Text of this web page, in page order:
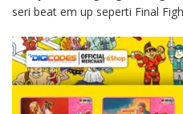
seri beat em up seperti Final